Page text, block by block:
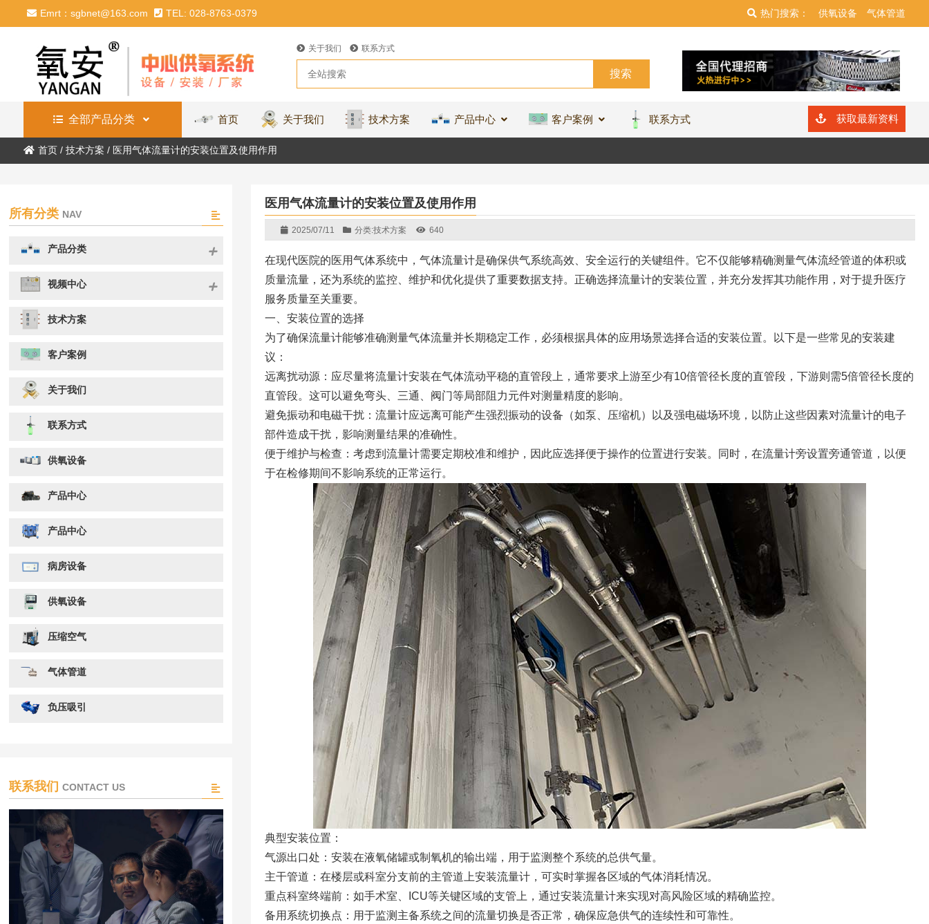
Emrt：sgbnet@163.com TEL: 028-8763-0379 热门搜索： 供氧设备 气体管道
关于我们 联系方式
全部产品分类 首页 关于我们 技术方案 产品中心 客户案例 联系方式 获取最新资料
首页/ 技术方案 / 医用气体流量计的安装位置及使用作用
医用气体流量计的安装位置及使用作用
2025/07/11 分类:技术方案 640
在现代医院的医用气体系统中，气体流量计是确保供气系统高效、安全运行的关键组件。它不仅能够精确测量气体流经管道的体积或
质量流量，还为系统的监控、维护和优化提供了重要数据支持。正确选择流量计的安装位置，并充分发挥其功能作用，对于提升医疗
服务质量至关重要。
一、安装位置的选择
为了确保流量计能够准确测量气体流量并长期稳定工作，必须根据具体的应用场景选择合适的安装位置。以下是一些常见的安装建
议：
远离扰动源：应尽量将流量计安装在气体流动平稳的直管段上，通常要求上游至少有10倍管径长度的直管段，下游则需5倍管径长度的
直管段。这可以避免弯头、三通、阀门等局部阻力元件对测量精度的影响。
避免振动和电磁干扰：流量计应远离可能产生强烈振动的设备（如泵、压缩机）以及强电磁场环境，以防止这些因素对流量计的电子
部件造成干扰，影响测量结果的准确性。
便于维护与检查：考虑到流量计需要定期校准和维护，因此应选择便于操作的位置进行安装。同时，在流量计旁设置旁通管道，以便
于在检修期间不影响系统的正常运行。
典型安装位置：
气源出口处：安装在液氧储罐或制氧机的输出端，用于监测整个系统的总供气量。
主干管道：在楼层或科室分支前的主管道上安装流量计，可实时掌握各区域的气体消耗情况。
重点科室终端前：如手术室、ICU等关键区域的支管上，通过安装流量计来实现对高风险区域的精确监控。
备用系统切换点：用于监测主备系统之间的流量切换是否正常，确保应急供气的连续性和可靠性。
所有分类 NAV
产品分类
视频中心
技术方案
客户案例
关于我们
联系方式
供氧设备
产品中心
产品中心
病房设备
供氧设备
压缩空气
气体管道
负压吸引
联系我们 CONTACT US